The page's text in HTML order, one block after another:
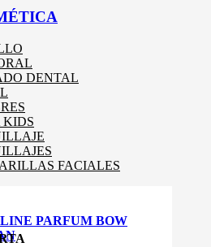
DENTAL
FACIALES
PARFUM BOW